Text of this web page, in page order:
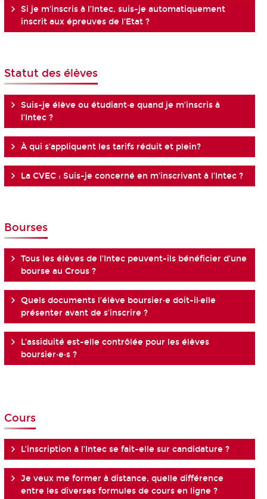
Si je m’inscris à l’Intec, suis-je automatiquement
inscrit aux épreuves de l’Etat ?
Statut des élèves
Suis-je élève ou étudiant·e quand je m’inscris à
l’Intec ?
À qui s’appliquent les tarifs réduit et plein?
La CVEC : Suis-je concerné en m’inscrivant à l’Intec ?
Bourses
Tous les élèves de l’Intec peuvent-ils bénéficier d’une
bourse au Crous ?
Quels documents l’élève boursier·e doit-il·elle
présenter avant de s’inscrire ?
L’assiduité est-elle contrôlée pour les élèves
boursier·e·s ?
Cours
L’inscription à l’Intec se fait-elle sur candidature ?
Je veux me former à distance, quelle différence
entre les diverses formules de cours en ligne ?